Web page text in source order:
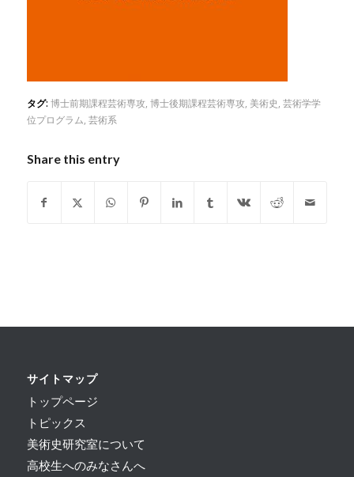
タグ: 博士前期課程芸術専攻, 博士後期課程芸術専攻, 美術史 芸術学学
位プログラム 芸術系
Share this entry
サイトマップ
トップページ
トピックス
美術史研究室について
高校生へのみなさんへ